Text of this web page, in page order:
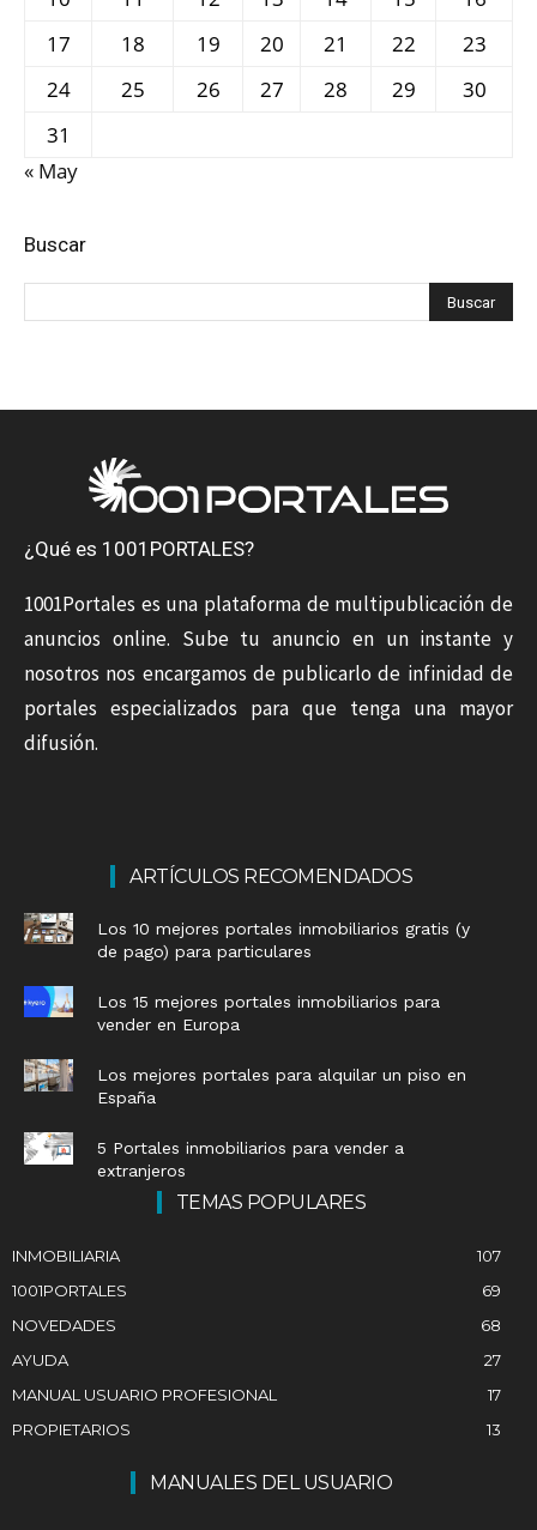
17
18 19 20 21 22
23
24
25 26 27 28 29
30
31
« May
Buscar
¿Qué es 1001PORTALES?
1001Portales es una plataforma de multipublicación de
anuncios online. Sube tu anuncio en un instante y
nosotros nos encargamos de publicarlo de infinidad de
portales especializados para que tenga una mayor
difusión.
ARTÍCULOS RECOMENDADOS
Los 10 mejores portales inmobiliarios gratis (y
de pago) para particulares
Los 15 mejores portales inmobiliarios para
vender en Europa
Los mejores portales para alquilar un piso en
España
5 Portales inmobiliarios para vender a
extranjeros
TEMAS POPULARES
INMOBILIARIA
107
1001PORTALES
69
NOVEDADES
68
AYUDA
27
MANUAL USUARIO PROFESIONAL
17
PROPIETARIOS
13
MANUALES DEL USUARIO